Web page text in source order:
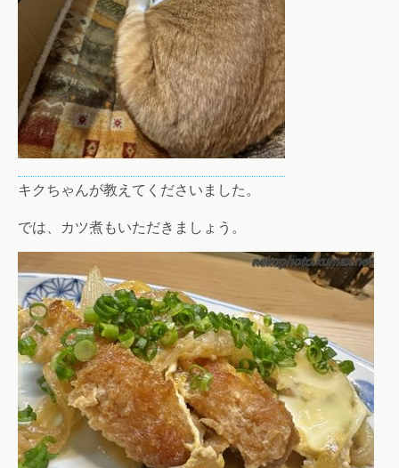
キクちゃんが教えてくださいました。
では、カツ煮もいただきましょう。